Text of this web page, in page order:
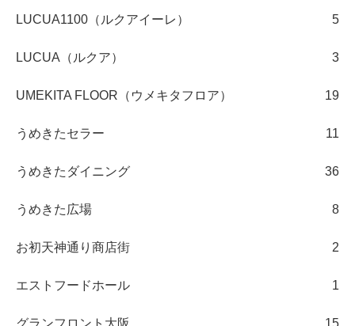
LUCUA1100（ルクアイーレ） 5
LUCUA（ルクア） 3
UMEKITA FLOOR（ウメキタフロア） 19
うめきたセラー 11
うめきたダイニング 36
うめきた広場 8
お初天神通り商店街 2
エストフードホール 1
グランフロント大阪 15